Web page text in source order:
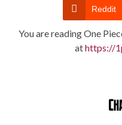
Reddit
You are reading One
athttps://